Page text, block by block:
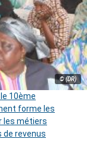
© (DR)
le 10ème
forme les
les métiers
de revenus